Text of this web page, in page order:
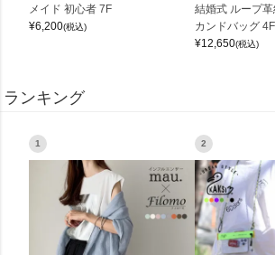
メイド 初心者 7F
¥6,200(税込)
結婚式 ループ
カンドバッグ
¥12,650(税込)
ランキング
1 2